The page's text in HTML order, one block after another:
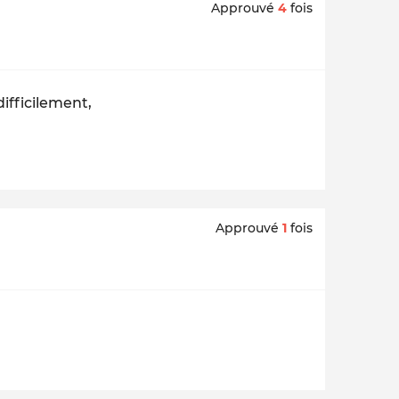
Approuvé 4 fois
Approuvé 1 fois